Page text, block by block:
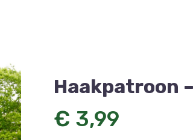
Haakpatroon
€ 3,99